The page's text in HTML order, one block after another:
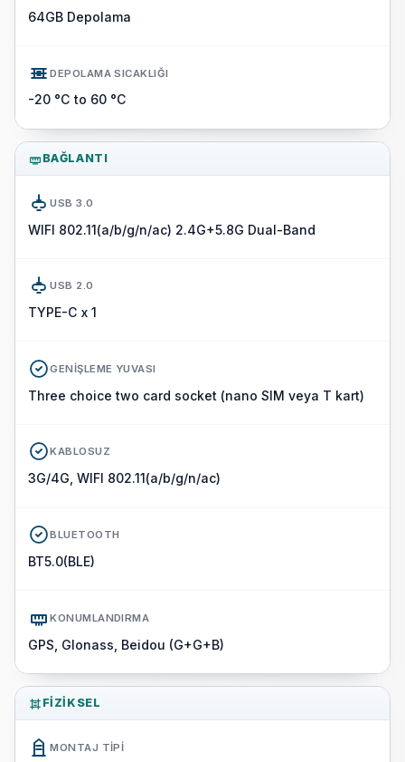
64GB Depolama
DEPOLAMA SICAKLIĞI
-20 °C to 60 °C
BAĞLANTI
USB 3.0
WIFI 802.11(a/b/g/n/ac) 2.4G+5.8G Dual-Band
USB 2.0
TYPE-C x 1
GENIŞLEME YUVASI
Three choice two card socket (nano SIM veya T kart)
KABLOSUZ
3G/4G, WIFI 802.11(a/b/g/n/ac)
BLUETOOTH
BT5.0(BLE)
KONUMLANDIRMA
GPS, Glonass, Beidou (G+G+B)
FIZIKSEL
MONTAJ TIPI